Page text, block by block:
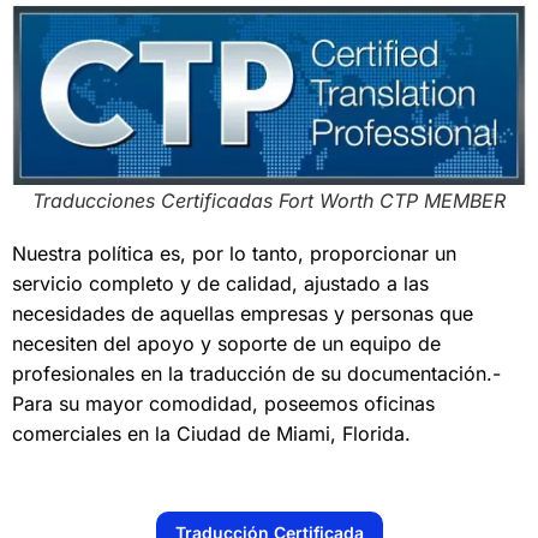
Traducciones Certificadas Fort Worth CTP MEMBER
Nuestra política es, por lo tanto, proporcionar un
servicio completo y de calidad, ajustado a las
necesidades de aquellas empresas y personas que
necesiten del apoyo y soporte de un equipo de
profesionales en la traducción de su documentación.-
Para su mayor comodidad, poseemos oficinas
comerciales en la Ciudad de Miami, Florida.
Traducción Certificada